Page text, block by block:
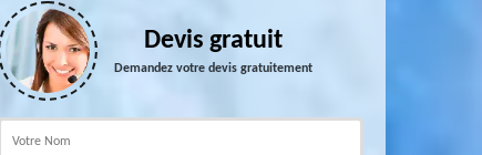
Devis gratuit
Demandez votre devis gratuitement